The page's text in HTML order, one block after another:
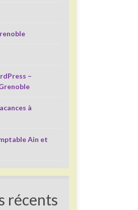
–
à
Ain et
récents